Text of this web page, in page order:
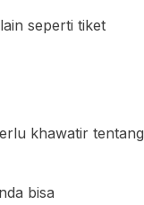
seperti tiket
khawatir tentang
bisa